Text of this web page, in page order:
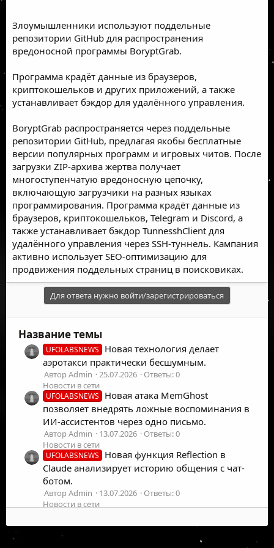
Злоумышленники используют поддельные
репозитории GitHub для распространения
вредоносной программы BoryptGrab.
Программа крадёт данные из браузеров,
криптокошельков и других приложений, а также
устанавливает бэкдор для удалённого управления.
BoryptGrab распространяется через поддельные
репозитории GitHub, предлагая якобы бесплатные
версии популярных программ и игровых читов. После
загрузки ZIP-архива жертва получает
многоступенчатую вредоносную цепочку,
включающую загрузчики на разных языках
программирования. Программа крадёт данные из
браузеров, криптокошельков, Telegram и Discord, а
также устанавливает бэкдор TunnesshClient для
удалённого управления через SSH-туннель. Кампания
активно использует SEO-оптимизацию для
продвижения поддельных страниц в поисковиках.
Для ответа нужно войти/зарегистрироваться
Название темы
UFOLABSNEWS
Новая технология делает
аэротакси практически бесшумным.
Автор Admin 25.07.2026
Ответы: 0
Новости в сети
UFOLABSNEWS
Новая атака MemGhost
позволяет внедрять ложные воспоминания в
ИИ-ассистентов через одно письмо.
Автор Admin 13.07.2026
Ответы: 0
Новости в сети
UFOLABSNEWS
Новая функция Reflection в
Claude анализирует историю общения с чат-
ботом.
Автор Admin 13.07.2026
Ответы: 0
Новости в сети
фишинг для кражи данных из SharePoint.
Автор Admin UFOLabs. Все права защищены.